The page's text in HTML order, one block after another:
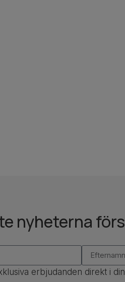
nyheterna
erbjudanden direkt i